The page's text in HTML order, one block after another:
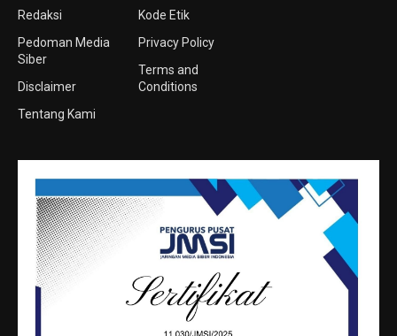
Redaksi
Pedoman Media
Siber
Disclaimer
Tentang Kami
Kode Etik
Privacy Policy
Terms and
Conditions